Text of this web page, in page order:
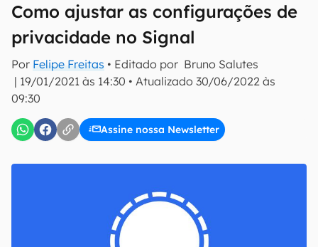
Como ajustar as configurações de
privacidade no Signal
Por Felipe Freitas • Editado por Bruno Salutes
| 19/01/2021 às 14:30 • Atualizado 30/06/2022 às
09:30
Assine nossa Newsletter
inscreva-se
Confirmo que li, aceito e concordo com os Termos de